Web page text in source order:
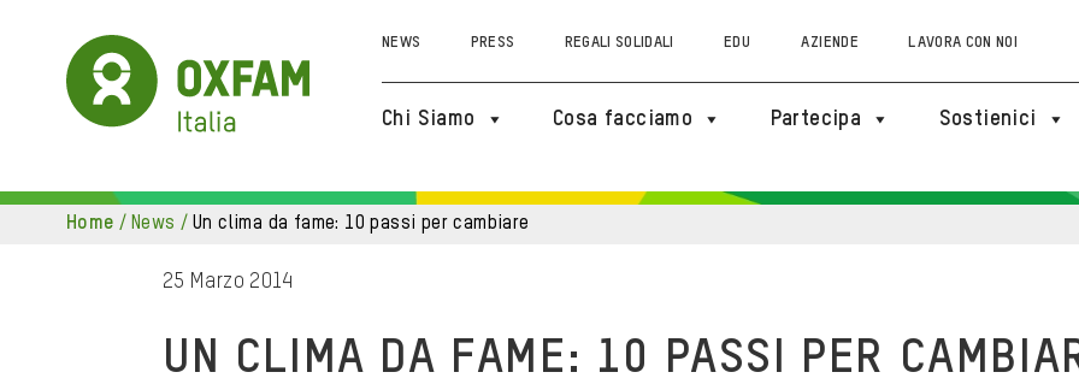
NEWS PRESS REGALI SOLIDALI EDU AZIENDE LAVORA CON NOI
Chi Siamo Cosa facciamo Partecipa Sostienici
home / news / un clima da fame: 10 passi per cambiare
25 Marzo 2014
UN CLIMA DA FAME: 10 PASSI PER